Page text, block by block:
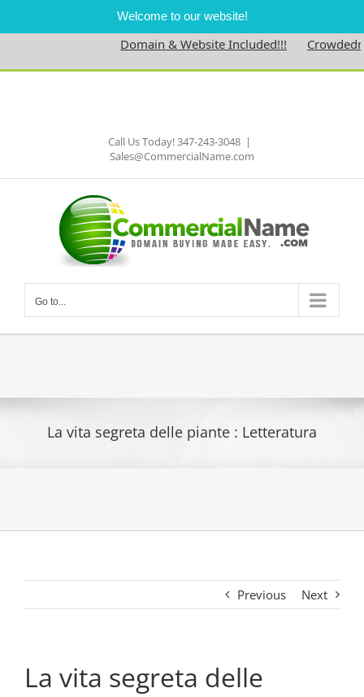
Welcome to our website!
Domain & Website Included!!!
Skip
Call Us Today! 347-243-3048 |
Sales@CommercialName.com
Go to...
La vita segreta delle piante : Letteratura
Previous Next
La vita segreta delle